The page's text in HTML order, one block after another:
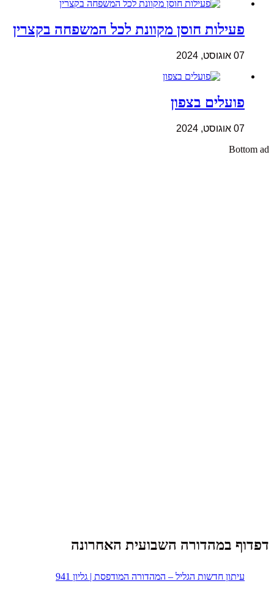
פעילות חוסן מקוונת לכל המשפחה בקצרין
07 אוגוסט, 2024
פועלים בצפון
07 אוגוסט, 2024
Bottom ad
דפדוף במהדורה השבועית האחרונה
עיתון חדשות הגליל – המהדורה המודפסת | גליון 941